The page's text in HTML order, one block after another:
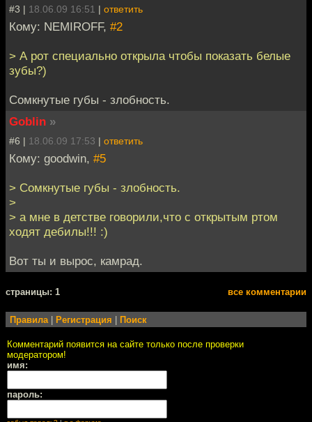
#3 | 18.06.09 16:51 | ответить
Кому: NEMIROFF, #2
> А рот специально открыла чтобы показать белые
зубы?)
Сомкнутые губы - злобность.
Goblin »
#6 | 18.06.09 17:53 | ответить
Кому: goodwin, #5
> Сомкнутые губы - злобность.
>
> а мне в детстве говорили,что с открытым ртом
ходят дебилы!!! :)
Вот ты и вырос, камрад.
cтраницы: 1 все комментарии
Правила Регистрация Поиск
Комментарий появится на сайте только после проверки
модератором!
имя:
пароль: